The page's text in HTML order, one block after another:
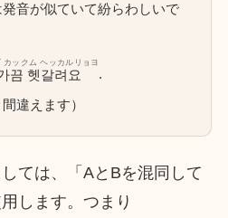
発音が似ていて紛らわしいで
끔 헷갈려요
カックム ヘッカルリョヨ
.
違えます）
ては、「AとBを混同して
します。つまり